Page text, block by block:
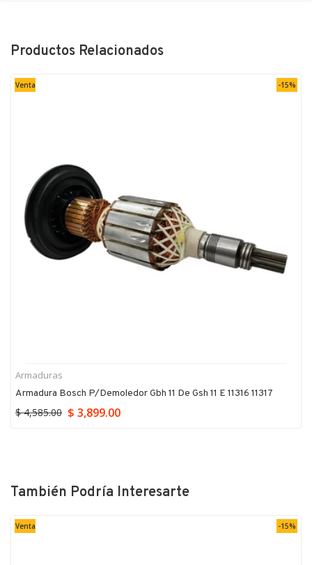
Productos Relacionados
Venta -15%
Armaduras
Armadura Bosch P/demoledor Gbh 11 De Gsh 11 E 11316 11317
$ 4,585.00 $ 3,899.00
También Podría Interesarte
Venta -15%